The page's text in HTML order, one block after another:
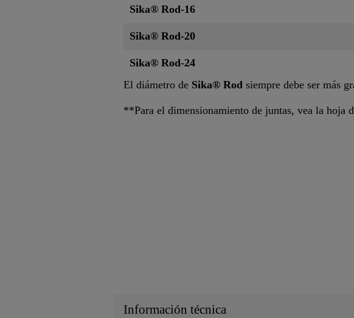
Sika® Rod-16
Sika® Rod-20
Sika® Rod-24
El diámetro de Sika® Rod siempre debe ser más
**Para el dimensionamiento de juntas, vea la hoja
Información técnica